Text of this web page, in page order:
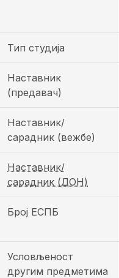
Тип студија
Наставник
(предавач)
Наставник/
сарадник (вежбе)
Наставник/
сарадник (ДОН)
Број ЕСПБ
Условљеност
другим предметима